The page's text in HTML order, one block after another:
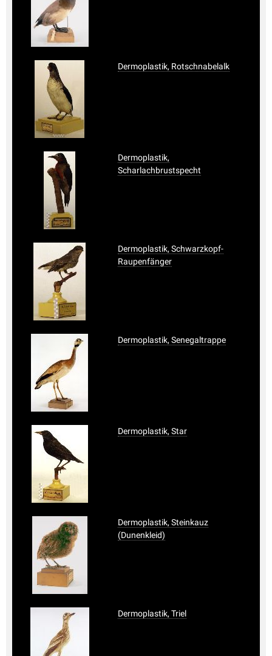
Dermoplastik, Rotschnabelalk
Dermoplastik,
Scharlachbrustspecht
Dermoplastik, Schwarzkopf-
Raupenfänger
Dermoplastik, Senegaltrappe
Dermoplastik, Star
Dermoplastik, Steinkauz
(Dunenkleid)
Dermoplastik, Triel